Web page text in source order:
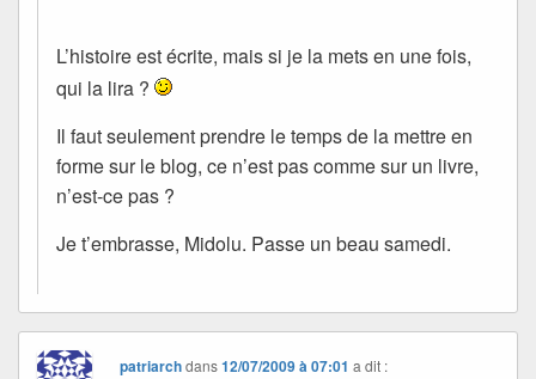
L’histoire est écrite, mais si je la mets en une fois,
qui la lira ?
Il faut seulement prendre le temps de la mettre en
forme sur le blog, ce n’est pas comme sur un livre,
n’est-ce pas ?
Je t’embrasse, Midolu. Passe un beau samedi.
patriarchdans12/07/2009 à 07:01 a dit :